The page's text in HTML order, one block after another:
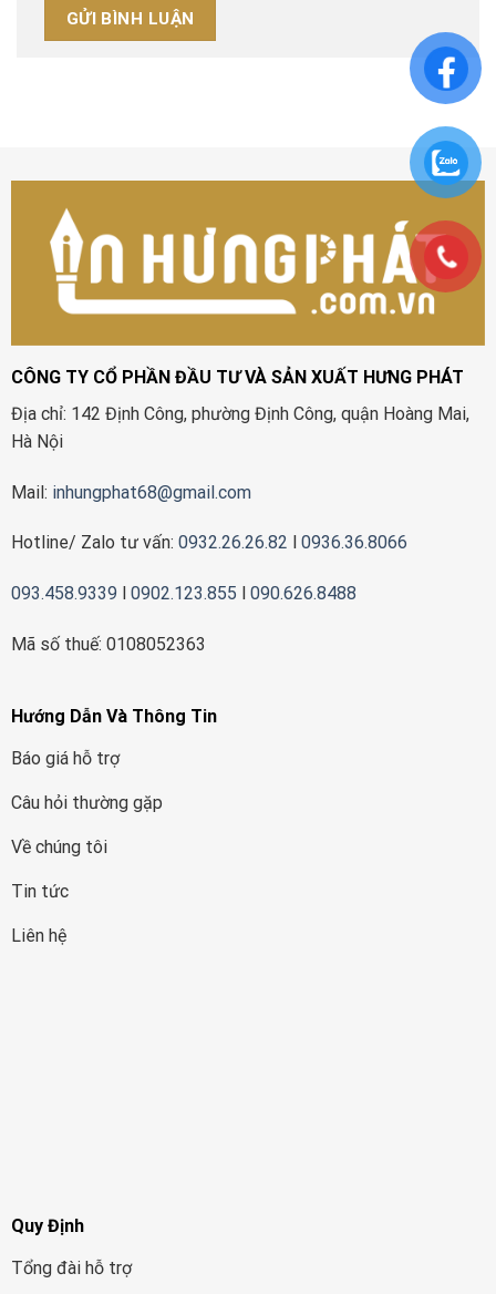
CÔNG TY CỔ PHẦN ĐẦU TƯ VÀ SẢN XUẤT HƯNG PHÁT
Địa chỉ: 142 Định Công, phường Định Công, quận Hoàng Mai,
Hà Nội
Mail: inhungphat68@gmail.com
Hotline/ Zalo tư vấn: 0932.26.26.82 0936.36.8066
093.458.9339 0902.123.855 090.626.8488
Mã số thuế: 0108052363
Hướng Dẫn Và Thông Tin
Báo giá hỗ trợ
Câu hỏi thường gặp
Về chúng tôi
Tin tức
Liên hệ
Quy Định
Tổng đài hỗ trợ